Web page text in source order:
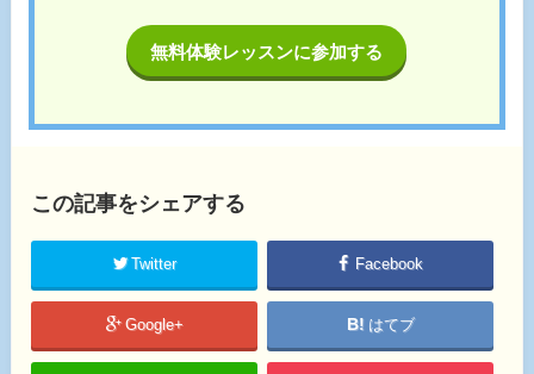
無料体験レッスンに参加する
この記事をシェアする
Twitter Facebook
Google+ はてブ